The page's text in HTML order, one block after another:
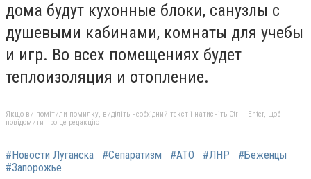
дома будут кухонные блоки, санузлы с
душевыми кабинами, комнаты для учебы
и игр. Во всех помещениях будет
теплоизоляция и отопление.
Якщо ви помітили помилку, виділіть необхідний текст і натисніть Ctrl + Enter, щоб
повідомити про це редакцію
#Новости Луганска #Сепаратизм #АТО #ЛНР
#Беженцы
#Запорожье